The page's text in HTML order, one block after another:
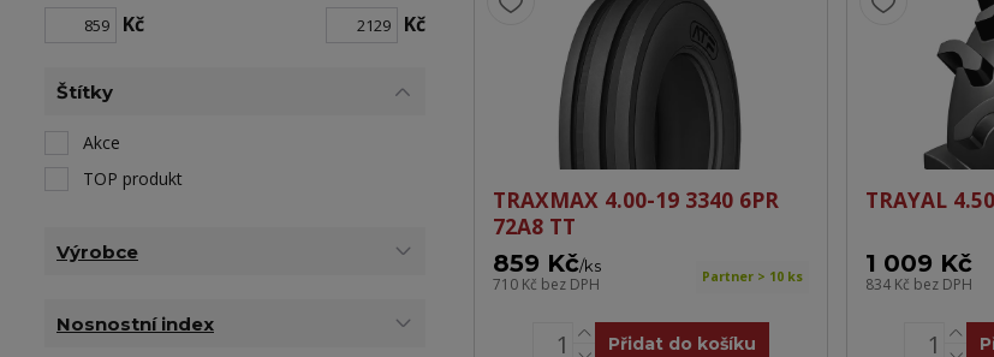
TRAXMAX 4.00-19 3340 6PR
72A8 TT
859 Kč/ks
710 Kč bez DPH Partner > 10 ks
Přidat do košíku
TRAYAL
1 009 Kč
834 Kč bez DPH
Kč Kč
Štítky
Akce
TOP produkt
Výrobce
Nosnostní index